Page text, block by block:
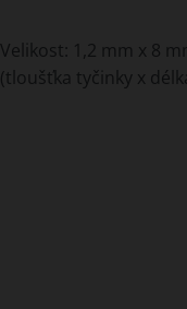
Velikost: 1,2 mm x 8
(tloušťka tyčinky x